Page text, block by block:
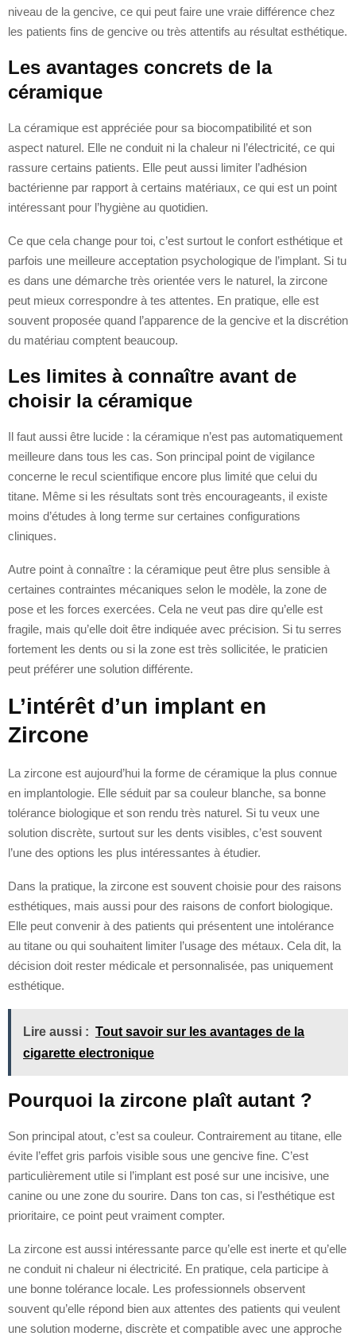
niveau de la gencive, ce qui peut faire une vraie différence chez
les patients fins de gencive ou très attentifs au résultat esthétique.
Les avantages concrets de la
céramique
La céramique est appréciée pour sa biocompatibilité et son
aspect naturel. Elle ne conduit ni la chaleur ni l’électricité, ce qui
rassure certains patients. Elle peut aussi limiter l’adhésion
bactérienne par rapport à certains matériaux, ce qui est un point
intéressant pour l’hygiène au quotidien.
Ce que cela change pour toi, c’est surtout le confort esthétique et
parfois une meilleure acceptation psychologique de l’implant. Si tu
es dans une démarche très orientée vers le naturel, la zircone
peut mieux correspondre à tes attentes. En pratique, elle est
souvent proposée quand l’apparence de la gencive et la discrétion
du matériau comptent beaucoup.
Les limites à connaître avant de
choisir la céramique
Il faut aussi être lucide : la céramique n’est pas automatiquement
meilleure dans tous les cas. Son principal point de vigilance
concerne le recul scientifique encore plus limité que celui du
titane. Même si les résultats sont très encourageants, il existe
moins d’études à long terme sur certaines configurations
cliniques.
Autre point à connaître : la céramique peut être plus sensible à
certaines contraintes mécaniques selon le modèle, la zone de
pose et les forces exercées. Cela ne veut pas dire qu’elle est
fragile, mais qu’elle doit être indiquée avec précision. Si tu serres
fortement les dents ou si la zone est très sollicitée, le praticien
peut préférer une solution différente.
L’intérêt d’un implant en
Zircone
La zircone est aujourd’hui la forme de céramique la plus connue
en implantologie. Elle séduit par sa couleur blanche, sa bonne
tolérance biologique et son rendu très naturel. Si tu veux une
solution discrète, surtout sur les dents visibles, c’est souvent
l’une des options les plus intéressantes à étudier.
Dans la pratique, la zircone est souvent choisie pour des raisons
esthétiques, mais aussi pour des raisons de confort biologique.
Elle peut convenir à des patients qui présentent une intolérance
au titane ou qui souhaitent limiter l’usage des métaux. Cela dit, la
décision doit rester médicale et personnalisée, pas uniquement
esthétique.
Lire aussi : Tout savoir sur les avantages de la
cigarette electronique
Pourquoi la zircone plaît autant ?
Son principal atout, c’est sa couleur. Contrairement au titane, elle
évite l’effet gris parfois visible sous une gencive fine. C’est
particulièrement utile si l’implant est posé sur une incisive, une
canine ou une zone du sourire. Dans ton cas, si l’esthétique est
prioritaire, ce point peut vraiment compter.
La zircone est aussi intéressante parce qu’elle est inerte et qu’elle
ne conduit ni chaleur ni électricité. En pratique, cela participe à
une bonne tolérance locale. Les professionnels observent
souvent qu’elle répond bien aux attentes des patients qui veulent
une solution moderne, discrète et compatible avec une approche